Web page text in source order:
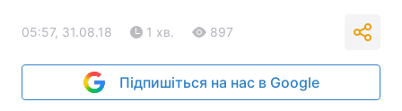
05:57, 31.08.18 1 хв. 897
Підпишіться на нас в Google